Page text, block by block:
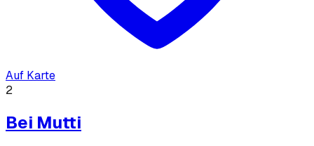
Auf Karte
2
Bei Mutti